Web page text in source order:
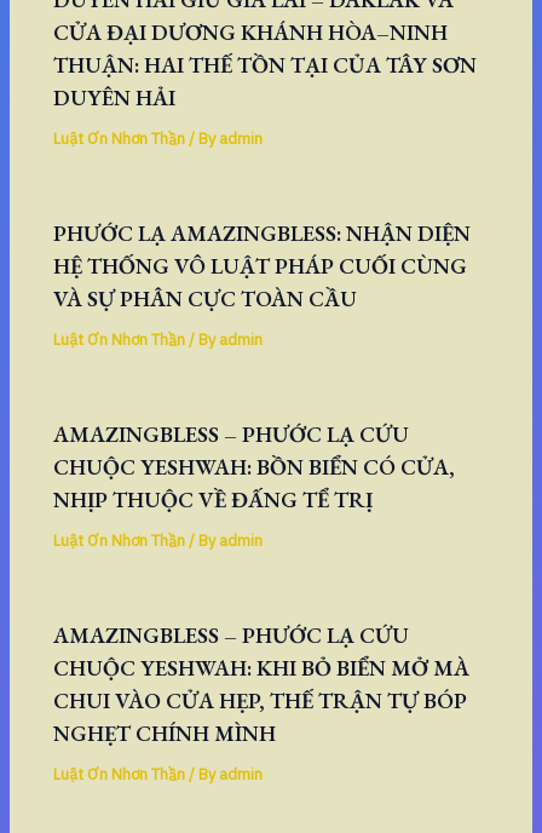
CỬA ĐẠI DƯƠNG KHÁNH HÒA–NINH
THUẬN: HAI THẾ TỒN TẠI CỦA TÂY SƠN
DUYÊN HẢI
Luật Ơn Nhơn Thần/ Byadmin
PHƯỚC LẠ AMAZINGBLESS: NHẬN DIỆN
HỆ THỐNG VÔ LUẬT PHÁP CUỐI CÙNG
VÀ SỰ PHÂN CỰC TOÀN CẦU
Luật Ơn Nhơn Thần/ Byadmin
AMAZINGBLESS – PHƯỚC LẠ CỨU
CHUỘC YESHWAH: BỒN BIỂN CÓ CỬA,
NHỊP THUỘC VỀ ĐẤNG TỂ TRỊ
Luật Ơn Nhơn Thần/ Byadmin
AMAZINGBLESS – PHƯỚC LẠ CỨU
CHUỘC YESHWAH: KHI BỎ BIỂN MỞ MÀ
CHUI VÀO CỬA HẸP, THẾ TRẬN TỰ BÓP
NGHẸT CHÍNH MÌNH
Luật Ơn Nhơn Thần/ Byadmin